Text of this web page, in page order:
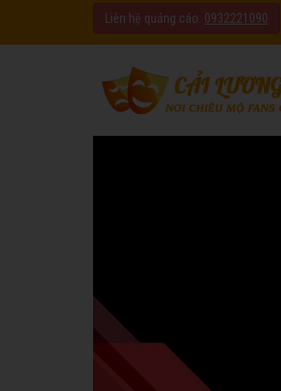
Liên hệ quảng cáo: 0932221090